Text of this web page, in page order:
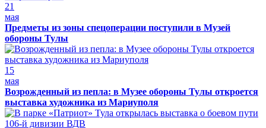
21
мая
Предметы из зоны спецоперации поступили в Музей
обороны Тулы
15
мая
Возрожденный из пепла: в Музее обороны Тулы откроется
выставка художника из Мариуполя